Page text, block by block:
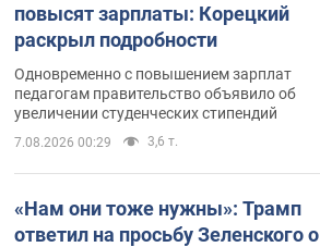
повысят зарплаты: Корецкий
раскрыл подробности
Одновременно с повышением зарплат
педагогам правительство объявило об
увеличении студенческих стипендий
7.08.2026 00:29 3,6 т.
«Нам они тоже нужны»: Трамп
ответил на просьбу Зеленского о